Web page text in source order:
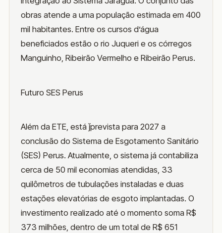
obras atende a uma população estimada em 400
mil habitantes. Entre os cursos d’água
beneficiados estão o rio Juqueri e os córregos
Manguinho, Ribeirão Vermelho e Ribeirão Perus.
Futuro SES Perus
Além da ETE, está ǰprevista para 2027 a
conclusão do Sistema de Esgotamento Sanitário
(SES) Perus. Atualmente, o sistema já contabiliza
cerca de 50 mil economias atendidas, 33
quilômetros de tubulações instaladas e duas
estações elevatórias de esgoto implantadas. O
investimento realizado até o momento soma R$
373 milhões, dentro de um total de R$ 651